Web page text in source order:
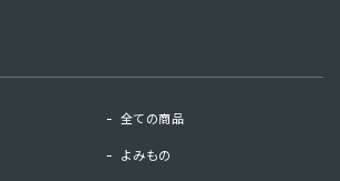
全ての商品
よみもの